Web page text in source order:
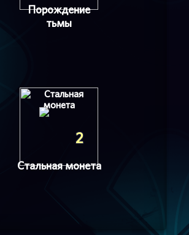
Порождение
тьмы
2
Стальная монета